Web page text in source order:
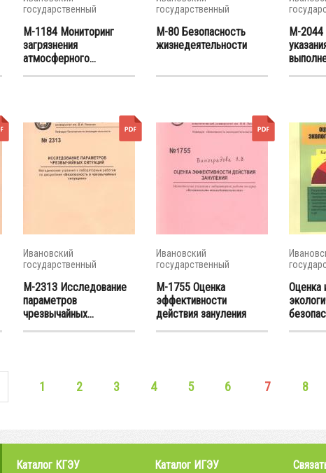
государственный
М-1184 Мониторинг
загрязнения
атмосферного...
государственный
М-80 Безопасность
жизнедеятельности
М-2044
Ивановский
государственный
М-2313 Исследование
параметров
чрезвычайных...
Ивановский
государственный
М-1755 Оценка
эффективности
действия зануления
Оценка
1 2 3 4 5 6 7 8
Каталог КГЭУ Каталог ИГЭУ